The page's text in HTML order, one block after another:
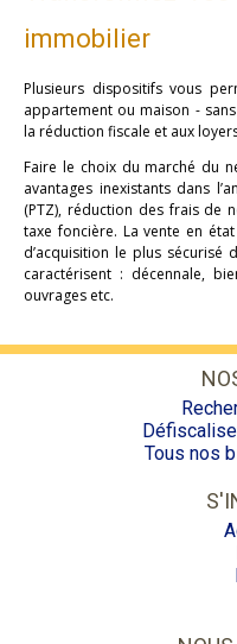
immobilier
Plusieurs dispositifs vous
appartement ou maison -
la réduction fiscale et aux
Faire le choix du marché du
avantages inexistants dans
(PTZ), réduction des frais de
taxe foncière. La vente en
d’acquisition le plus sécurisé
caractérisent : décennale,
ouvrages etc.
Tous nos